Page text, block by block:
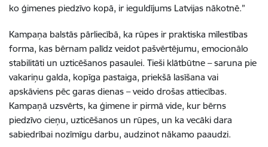
ko ģimenes piedzīvo kopā, ir ieguldījums Latvijas nākotnē.”
Kampaņa balstās pārliecībā, ka rūpes ir praktiska mīlestības
forma, kas bērnam palīdz veidot pašvērtējumu, emocionālo
stabilitāti un uzticēšanos pasaulei. Tieši klātbūtne – saruna pie
vakariņu galda, kopīga pastaiga, priekšā lasīšana vai
apskāviens pēc garas dienas – veido drošas attiecības.
Kampaņā uzsvērts, ka ģimene ir pirmā vide, kur bērns
piedzīvo cieņu, uzticēšanos un rūpes, un ka vecāki dara
sabiedrībai nozīmīgu darbu, audzinot nākamo paaudzi.